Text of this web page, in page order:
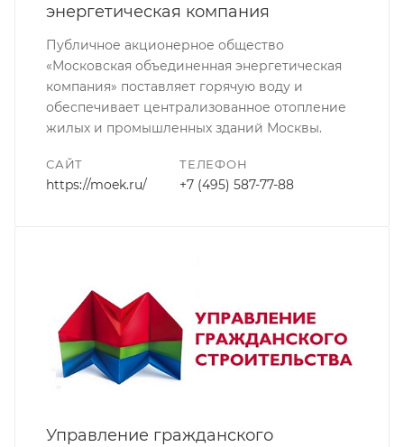
энергетическая компания
Публичное акционерное общество
«Московская объединенная энергетическая
компания» поставляет горячую воду и
обеспечивает централизованное отопление
жилых и промышленных зданий Москвы.
САЙТ
https://moek.ru/
ТЕЛЕФОН
+7 (495) 587-77-88
Управление гражданского